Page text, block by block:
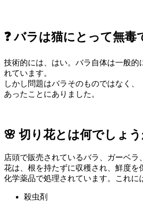
❓ バラは猫にとって無毒
技術的には、はい。バラ自体は一般的
れています。
しかし問題はバラそのものではなく、
あったことにありました。
🌸 切り花とは何でしょう
店頭で販売されているバラ、ガーベラ
花は、根を持たずに収穫され、鮮度を
化学薬品で処理されています。これに
殺虫剤